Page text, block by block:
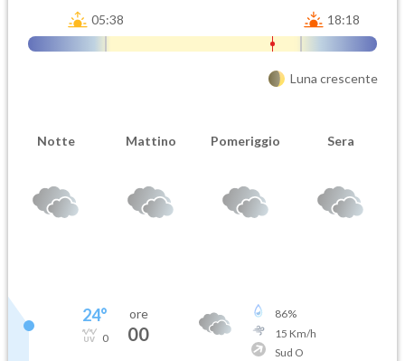
05:38 18:18
Luna crescente
Notte Mattino Pomeriggio Sera
24°
0
ore
00
86%
15 Km/h
Sud O